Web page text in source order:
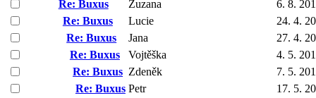
Re: Buxus
Zuzana
6. 8.
Re: Buxus
Lucie
24. 4.
Re: Buxus
Jana
27. 4.
Re: Buxus
Vojtěška
4. 5.
Re: Buxus Zdeněk
7. 5.
Re: Buxus Petr
17. 5.